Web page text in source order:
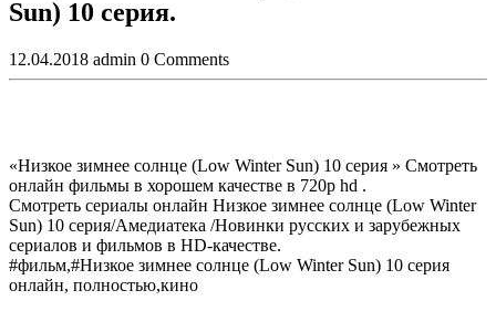
Sun) 10 серия.
12.04.2018 admin 0 Comments
«Низкое зимнее солнце (Low Winter Sun) 10 серия » Смотреть
онлайн фильмы в хорошем качестве в 720p hd .
Смотреть сериалы онлайн Низкое зимнее солнце (Low Winter
Sun) 10 серия/Амедиатека /Новинки русских и зарубежных
сериалов и фильмов в HD-качестве.
#фильм,#Низкое зимнее солнце (Low Winter Sun) 10 серия
онлайн, полностью,кино